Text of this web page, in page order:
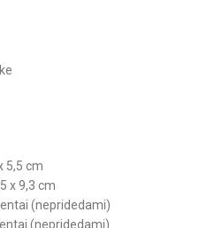
5,5 cm
x 9,3 cm
(nepridedami)
(nepridedami)